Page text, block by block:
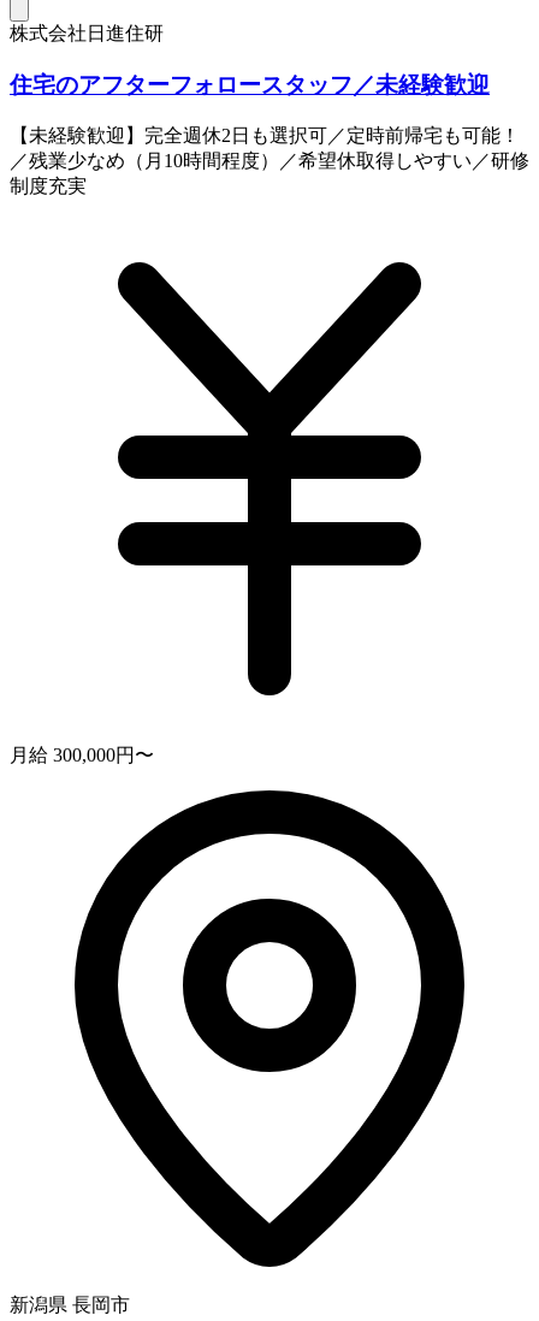
株式会社日進住研
住宅のアフターフォロースタッフ／未経験歓迎
【未経験歓迎】完全週休2日も選択可／定時前帰宅も可能！
／残業少なめ（月10時間程度）／希望休取得しやすい／研修
制度充実
月給 300,000円〜
新潟県 長岡市